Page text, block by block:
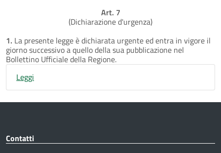
Art. 7
(Dichiarazione d'urgenza)
1. La presente legge è dichiarata urgente ed entra in vigore il
giorno successivo a quello della sua pubblicazione nel
Bollettino Ufficiale della Regione.
Leggi
Contatti